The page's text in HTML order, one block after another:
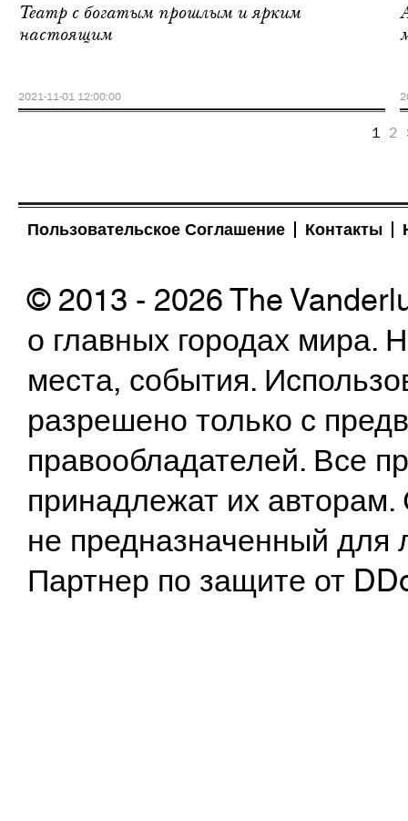
Театр с богатым прошлым и ярким
настоящим
2021-11-01 12:00:00
1 2
Пользовательское Соглашение Контакты
© 2013 - 2026 The
о главных городах
места, события.
разрешено только с
правообладателей. Все
принадлежат их
не предназначенный
Партнер по защите от